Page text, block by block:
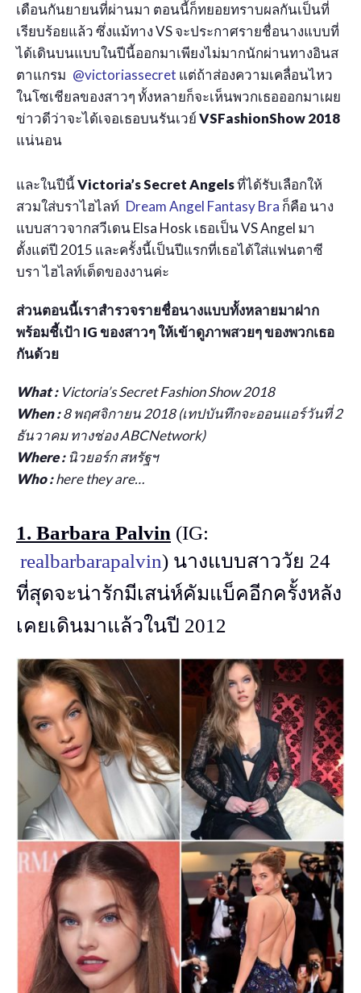
เดือนกันยายนที่ผ่านมา ตอนนี้ก็ทยอยทราบผลกันเป็นที่
เรียบร้อยแล้ว ซึ่งแม้ทาง VS จะประกาศรายชื่อนางแบบที่
ได้เดินบนแบบในปีนี้ออกมาเพียงไม่มากนักผ่านทางอินส
ตาแกรม @victoriassecret แต่ถ้าส่องความเคลื่อนไหว
ในโซเชียลของสาวๆ ทั้งหลายก็จะเห็นพวกเธอออกมาเผย
ข่าวดีว่าจะได้เจอเธอบนรันเวย์VSFashionShow 2018
แน่นอน
และในปีนี้Victoria’s Secret Angelsที่ได้รับเลือกให้
สวมใส่บราไฮไลท์ Dream Angel Fantasy Bra ก็คือ นาง
แบบสาวจากสวีเดน Elsa Hosk เธอเป็น VS Angel มา
ตั้งแต่ปี 2015 และครั้งนี้เป็นปีแรกที่เธอได้ใส่แฟนตาซี
บรา ไฮไลท์เด็ดของงานค่ะ
ส่วนตอนนี้เราสำรวจรายชื่อนางแบบทั้งหลายมาฝาก
พร้อมชี้เป้า IG ของสาวๆ ให้เข้าดูภาพสวยๆ ของพวกเธอ
กันด้วย
What :Victoria’s Secret Fashion Show 2018
When :8 พฤศจิกายน 2018 (เทปบันทึกจะออนแอร์วันที่ 2
ธันวาคม ทางช่อง ABCNetwork)
Where :นิวยอร์ก สหรัฐฯ
Who :here they are…
1. Barbara Palvin (IG:
realbarbarapalvin) นางแบบสาววัย 24
ที่สุดจะน่ารักมีเสน่ห์คัมแบ็คอีกครั้งหลัง
เคยเดินมาแล้วในปี 2012